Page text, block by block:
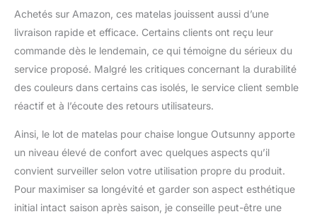
Achetés sur Amazon, ces matelas jouissent aussi d’une
livraison rapide et efficace. Certains clients ont reçu leur
commande dès le lendemain, ce qui témoigne du sérieux du
service proposé. Malgré les critiques concernant la durabilité
des couleurs dans certains cas isolés, le service client semble
réactif et à l’écoute des retours utilisateurs.
Ainsi, le lot de matelas pour chaise longue Outsunny apporte
un niveau élevé de confort avec quelques aspects qu’il
convient surveiller selon votre utilisation propre du produit.
Pour maximiser sa longévité et garder son aspect esthétique
initial intact saison après saison, je conseille peut-être une